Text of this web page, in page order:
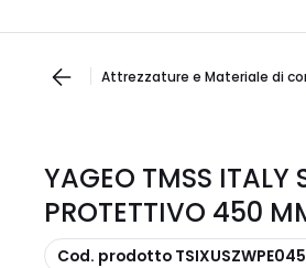
Attrezzature e Materiale di
YAGEO TMSS ITALY
PROTETTIVO 450
copia
Cod. prodotto TSIXUSZWPE045